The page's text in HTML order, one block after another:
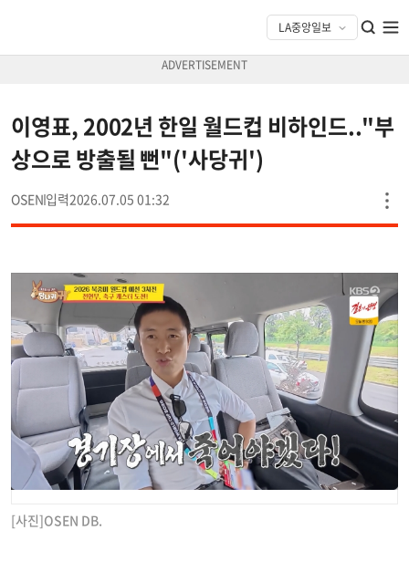
이영표, 2002년 한일 월드컵 비하인드.."부
상으로 방출될 뻔"('사당귀')
OSEN 2026.07.05 01:32
[사진]OSEN DB.